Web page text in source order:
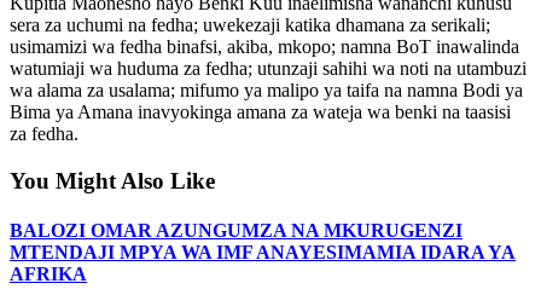
sera za uchumi na fedha; uwekezaji katika dhamana za serikali;
usimamizi wa fedha binafsi, akiba, mkopo; namna BoT inawalinda
watumiaji wa huduma za fedha; utunzaji sahihi wa noti na utambuzi
wa alama za usalama; mifumo ya malipo ya taifa na namna Bodi ya
Bima ya Amana inavyokinga amana za wateja wa benki na taasisi
za fedha.
You Might Also Like
BALOZI OMAR AZUNGUMZA NA MKURUGENZI
MTENDAJI MPYA WA IMF ANAYESIMAMIA IDARA YA
AFRIKA